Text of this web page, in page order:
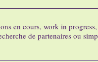
en cours, work in
de partenaires ou